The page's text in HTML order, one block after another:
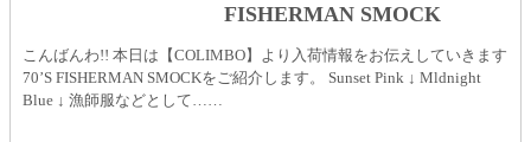
FISHERMAN SMOCK
こんばんわ!! 本日は【COLIMBO】より入荷情報をお伝えしていきます
70’S FISHERMAN SMOCKをご紹介します。 Sunset Pink ↓ Mldnight
Blue ↓ 漁師服などとして……